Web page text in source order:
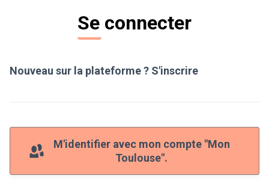
Se connecter
Nouveau sur la plateforme ? S'inscrire
M'identifier avec mon compte "Mon
Toulouse".